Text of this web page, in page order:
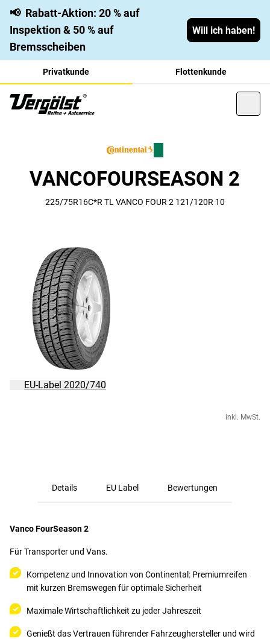
📢 Rabatt-Aktion: 20 % auf
Inspektion & 50 % auf
Bremsscheiben
Will ich haben!
Privatkunde Flottenkunde
VANCOFOURSEASON 2
225/75R16C*R TL VANCO FOUR 2 121/120R 10
inkl. MwSt.
EU-Label 2020/740
Details EU Label Bewertungen
Vanco FourSeason 2
Für Transporter und Vans.
Kompetenz und Innovation von Continental: Premiumreifen
mit kurzen Bremswegen für optimale Sicherheit
Maximale Wirtschaftlichkeit zu jeder Jahreszeit
Genießt das Vertrauen führender Fahrzeughersteller und wird